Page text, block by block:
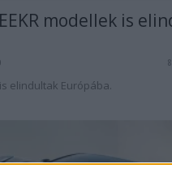
modellek is
elindultak Európába.